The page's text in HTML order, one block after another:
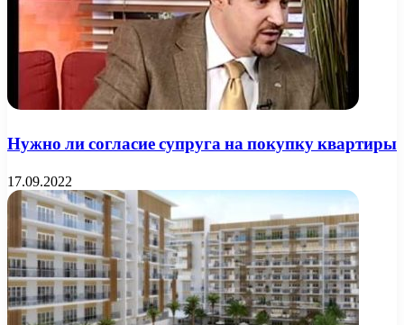
Нужно ли согласие супруга на покупку квартиры
17.09.2022